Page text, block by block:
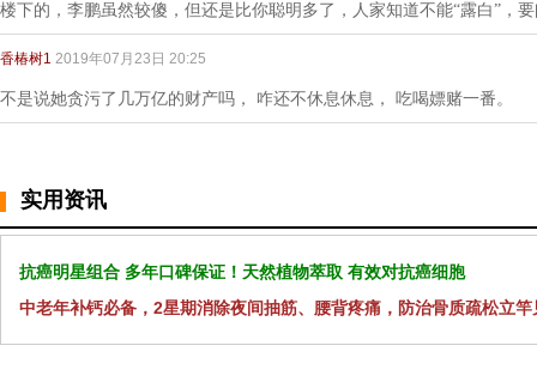
楼下的，李鹏虽然较傻，但还是比你聪明多了，人家知道不能“露白”，
香椿树1 2019年07月23日 20:25
不是说她贪污了几万亿的财产吗， 咋还不休息休息， 吃喝嫖赌一番。
实用资讯
抗癌明星组合 多年口碑保证！天然植物萃取 有效对抗癌细胞
中老年补钙必备，2星期消除夜间抽筋、腰背疼痛，防治骨质疏松立竿